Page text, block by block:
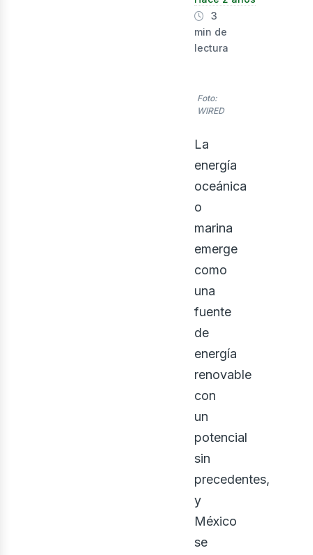
3
min de
lectura
Foto:
WIRED
La
energía
oceánica
o
marina
emerge
como
una
fuente
de
energía
renovable
con
un
potencial
sin
precedentes,
y
México
se